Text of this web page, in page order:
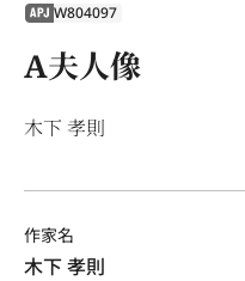
APJ W804097
A夫人像
木下 孝則
作家名
木下 孝則